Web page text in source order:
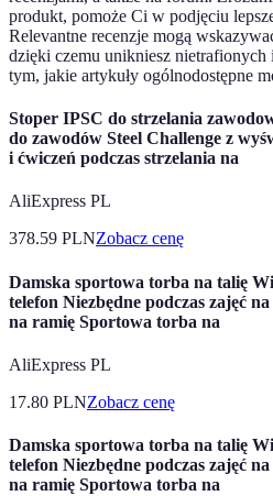
produkt, pomoże Ci w podjęciu
Relevantne recenzje mogą
dzięki czemu unikniesz
tym, jakie artykuły ogólnodostępne
Stoper IPSC do strzelania
do zawodów Steel Challenge z
i ćwiczeń podczas strzelania na
AliExpress PL
378.59 PLNZobacz cenę
Damska sportowa torba na talię
telefon Niezbędne podczas zajęć
na ramię Sportowa torba na
AliExpress PL
17.80 PLNZobacz cenę
Damska sportowa torba na talię
telefon Niezbędne podczas zajęć
na ramię Sportowa torba na